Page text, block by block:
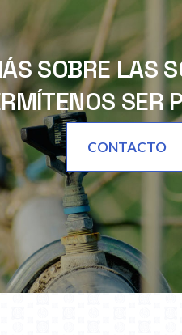
SOBRE LAS
SER
CONTACTO